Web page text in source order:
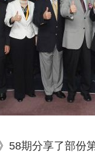
58期分享了部份